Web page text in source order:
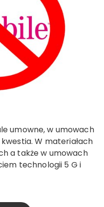
W materiałach
a także w umowach
technologii 5 G i